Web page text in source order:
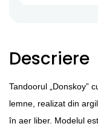
Descriere
Tandoorul „Donskoy”
lemne, realizat din
în aer liber. Modelul